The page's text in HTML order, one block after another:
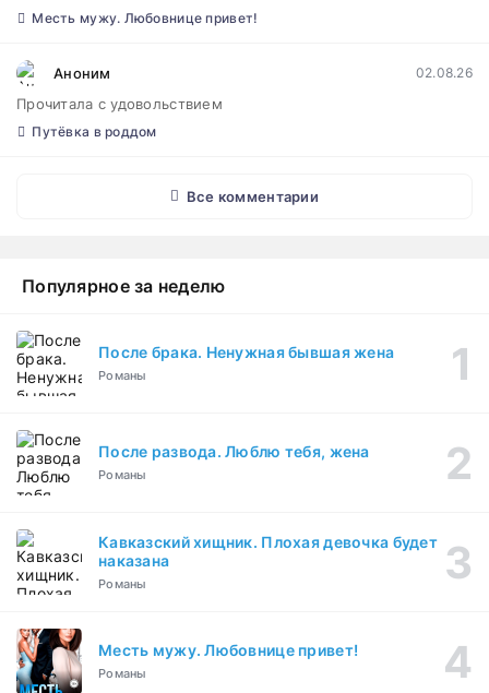
Месть мужу. Любовнице привет!
Аноним 02.08.26
Прочитала с удовольствием
Путёвка в роддом
Все комментарии
Популярное за неделю
После брака. Ненужная бывшая жена
Романы
После развода. Люблю тебя, жена
Романы
Кавказский хищник. Плохая девочка будет
наказана
Романы
Месть мужу. Любовнице привет!
Романы